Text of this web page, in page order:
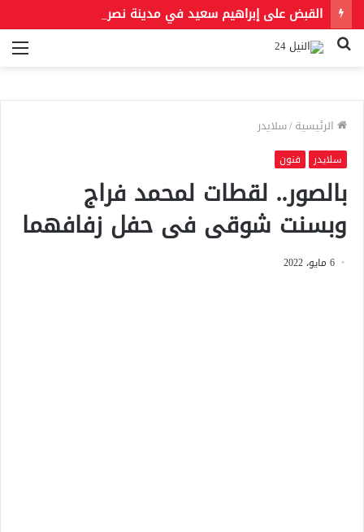
بحث
الرئيسية/سلايدر
سلايدر فنون
بالصور.. لقطات لمحمد فراج
وبسنت شوقى فى حفل زفافهما
6 مايو، 2022